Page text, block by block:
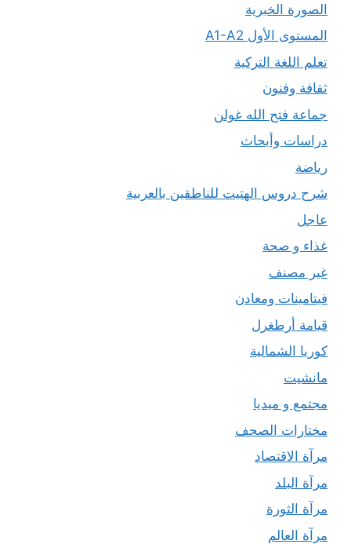
الصورة الخبرية
المستوى الأول A1-A2
تعلم اللغة التركية
ثقافة وفنون
جماعة فتح الله غولن
دراسات وأبحاث
رياضة
شرح دروس الهتيت للناطقين بالعربية
عاجل
غذاء و صحة
غير مصنف
فيتامينات ومعادن
قيامة أرطغرل
كوريا الشمالية
مانشيت
مجتمع و ميديا
مختارات الصحف
مرآة الاقتصاد
مرآة البلد
مرآة الثورة
مرآة العالم